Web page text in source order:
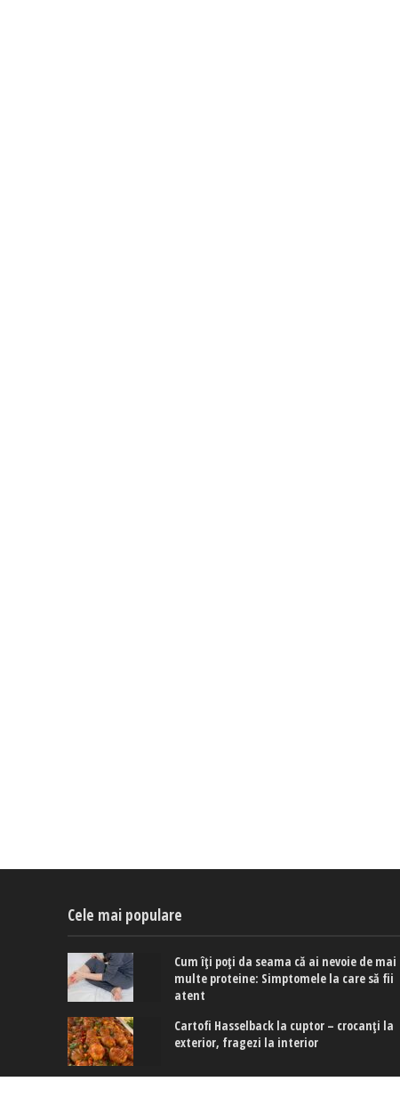
Cele mai populare
Cum îți poți da seama că ai nevoie de mai
multe proteine: Simptomele la care să fii
atent
Cartofi Hasselback la cuptor – crocanți la
exterior, fragezi la interior